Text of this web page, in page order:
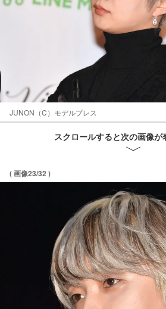
JUNON（C）モデルプレス
スクロールすると次の画像が
( 画像23/32 )